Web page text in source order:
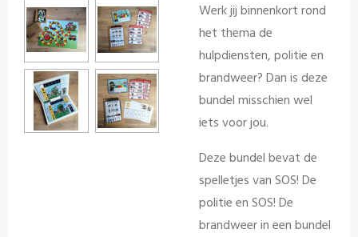
Werk jij binnenkort rond
het thema de
hulpdiensten, politie en
brandweer? Dan is deze
bundel misschien wel
iets voor jou.
Deze bundel bevat de
spelletjes van SOS! De
politie en SOS! De
brandweer in een bundel